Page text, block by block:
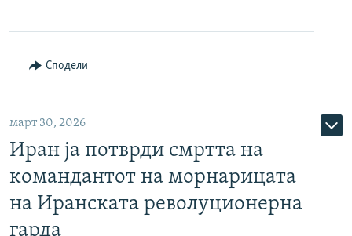
Сподели
март 30, 2026
Иран ја потврди смртта на
командантот на морнарицата
на Иранската револуционерна
гарда